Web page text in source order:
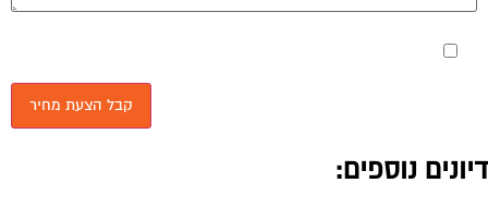
מאשר את תנאי הפרטיות
נוספים: